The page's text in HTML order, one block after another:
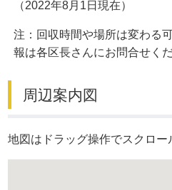
（2022年8月1日現在）
注：回収時間や場所は変わる
報は各区長さんにお問合せくだ
周辺案内図
地図はドラッグ操作でスクロー